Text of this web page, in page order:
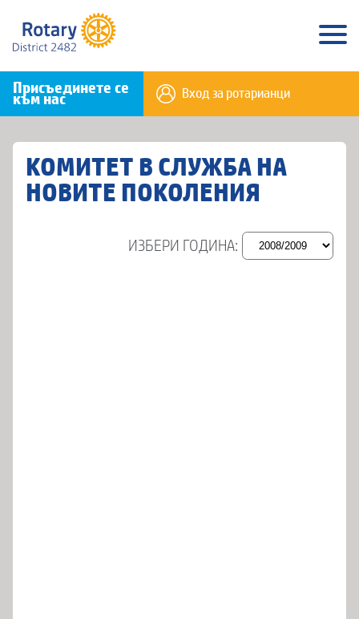
Присъединете се
към нас Вход за ротарианци
КОМИТЕТ В СЛУЖБА НА
НОВИТЕ ПОКОЛЕНИЯ
ИЗБЕРИ ГОДИНА: